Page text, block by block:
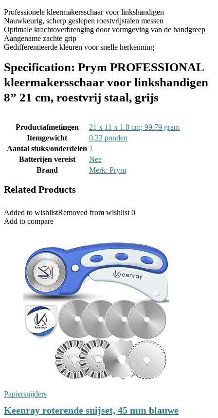
Professionele kleermakersschaar voor linkshandigen
Nauwkeurig, scherp geslepen roestvrijstalen messen
Optimale krachtoverbrenging door vormgeving van de handgreep
Aangename zachte grip
Gedifferentieerde kleuren voor snelle herkenning
Specification: Prym PROFESSIONAL
kleermakersschaar voor linkshandigen
8” 21 cm, roestvrij staal, grijs
Productafmetingen
‎21 x 11 x 1.8 cm; 99.79 gram
Itemgewicht
‎0.22 ponden
Aantal stuks/onderdelen ‎1
Batterijen vereist
‎Nee
Brand
Merk: Prym
Related Products
Added to wishlistRemoved from wishlist 0
Add to compare
Papiersnijders
Keenray roterende snijset, 45 mm blauwe